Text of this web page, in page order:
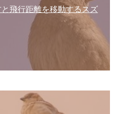
飛行距離を移動するスズ